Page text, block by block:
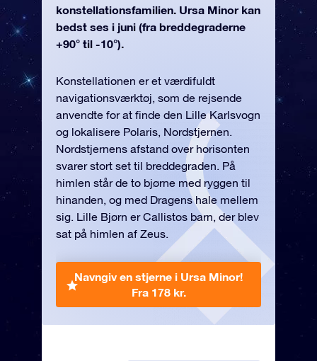
konstellationsfamilien. Ursa Minor kan
bedst ses i juni (fra breddegraderne
+90° til -10°).
Konstellationen er et værdifuldt
navigationsværktøj, som de rejsende
anvendte for at finde den Lille Karlsvogn
og lokalisere Polaris, Nordstjernen.
Nordstjernens afstand over horisonten
svarer stort set til breddegraden. På
himlen står de to bjørne med ryggen til
hinanden, og med Dragens hale mellem
sig. Lille Bjørn er Callistos barn, der blev
sat på himlen af Zeus.
Navngiv en stjerne i Ursa Minor!
Fra 178 kr.